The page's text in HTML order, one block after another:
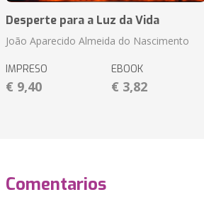
Desperte para a Luz da Vida
João Aparecido Almeida do Nascimento
IMPRESO
€ 9,40
EBOOK
€ 3,82
Comentarios